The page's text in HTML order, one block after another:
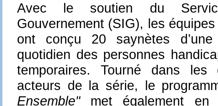
Avec le soutien du
Gouvernement (SIG), les
ont conçu 20 saynètes
quotidien des personnes
temporaires. Tourné dans
acteurs de la série, le
Ensemble"met également en